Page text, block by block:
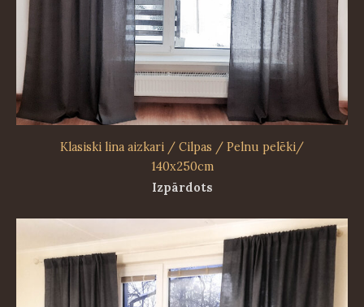
Klasiski lina aizkari / Cilpas / Pelnu pelēki/
140x250cm
Izpārdots